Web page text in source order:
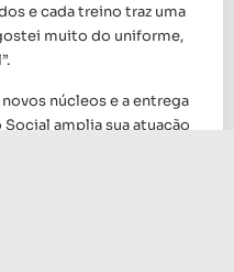
e cada treino traz uma
muito do uniforme,
núcleos e a entrega
amplia sua atuação